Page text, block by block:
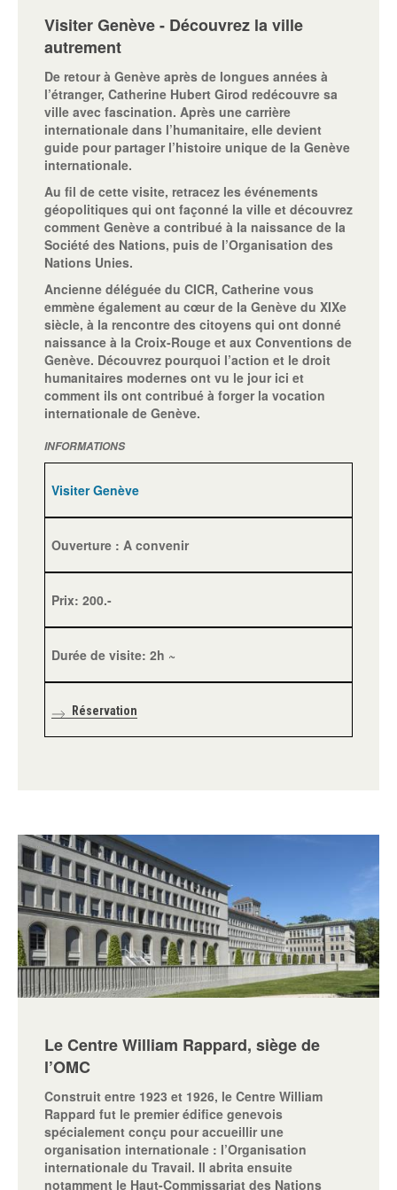
Visiter Genève - Découvrez la ville
autrement
De retour à Genève après de longues années à
l’étranger, Catherine Hubert Girod redécouvre sa
ville avec fascination. Après une carrière
internationale dans l’humanitaire, elle devient
guide pour partager l’histoire unique de la Genève
internationale.
Au fil de cette visite, retracez les événements
géopolitiques qui ont façonné la ville et découvrez
comment Genève a contribué à la naissance de la
Société des Nations, puis de l’Organisation des
Nations Unies.
Ancienne déléguée du CICR, Catherine vous
emmène également au cœur de la Genève du XIXe
siècle, à la rencontre des citoyens qui ont donné
naissance à la Croix-Rouge et aux Conventions de
Genève. Découvrez pourquoi l’action et le droit
humanitaires modernes ont vu le jour ici et
comment ils ont contribué à forger la vocation
internationale de Genève.
INFORMATIONS
Visiter Genève
Ouverture : A convenir
Prix: 200.-
Durée de visite: 2h ~
Réservation
Le Centre William Rappard, siège de
l’OMC
Construit entre 1923 et 1926, le Centre William
Rappard fut le premier édifice genevois
spécialement conçu pour accueillir une
organisation internationale : l’Organisation
internationale du Travail. Il abrita ensuite
notamment le Haut-Commissariat des Nations